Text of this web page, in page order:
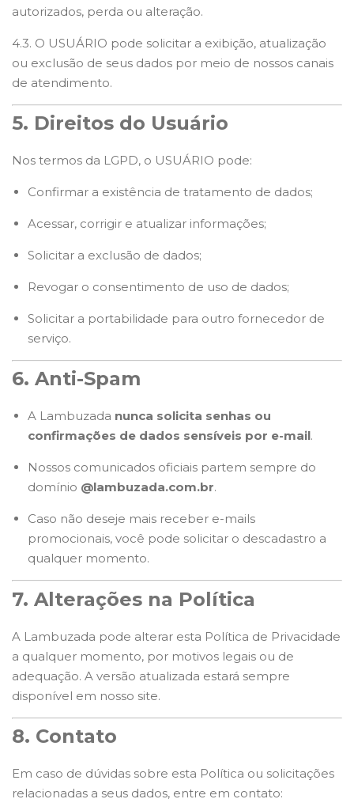
autorizados, perda ou alteração.
4.3. O USUÁRIO pode solicitar a exibição, atualização
ou exclusão de seus dados por meio de nossos canais
de atendimento.
5. Direitos do Usuário
Nos termos da LGPD, o USUÁRIO pode:
Confirmar a existência de tratamento de dados;
Acessar, corrigir e atualizar informações;
Solicitar a exclusão de dados;
Revogar o consentimento de uso de dados;
Solicitar a portabilidade para outro fornecedor de
serviço.
6. Anti-Spam
A Lambuzada nunca solicita senhas ou
confirmações de dados sensíveis por e-mail.
Nossos comunicados oficiais partem sempre do
domínio @lambuzada.com.br.
Caso não deseje mais receber e-mails
promocionais, você pode solicitar o descadastro a
qualquer momento.
7. Alterações na Política
A Lambuzada pode alterar esta Política de Privacidade
a qualquer momento, por motivos legais ou de
adequação. A versão atualizada estará sempre
disponível em nosso site.
8. Contato
Em caso de dúvidas sobre esta Política ou solicitações
relacionadas a seus dados, entre em contato: